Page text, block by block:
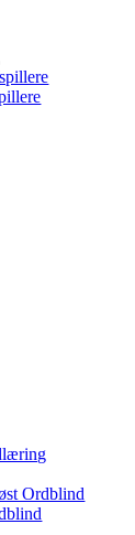
Ordblind